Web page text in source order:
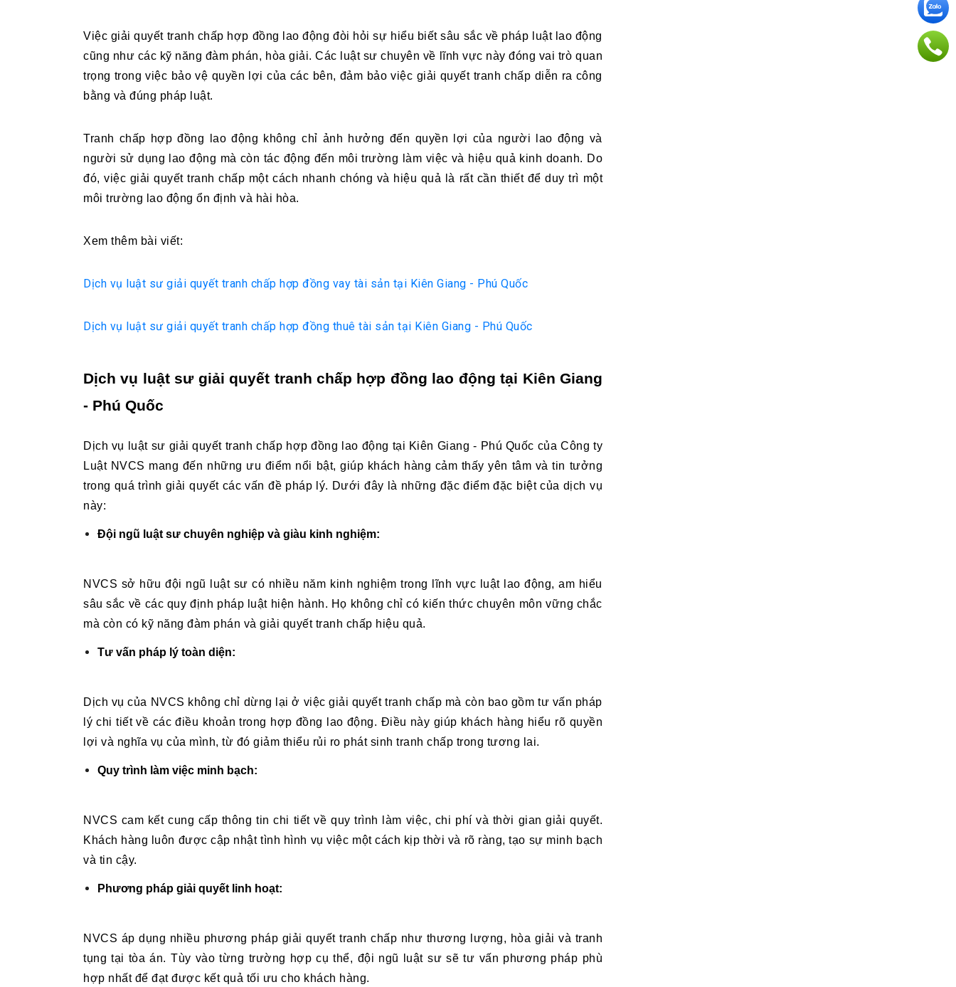
Việc giải quyết tranh chấp hợp đồng lao động đòi hỏi sự hiểu biết sâu sắc về pháp luật lao động
cũng như các kỹ năng đàm phán, hòa giải. Các luật sư chuyên về lĩnh vực này đóng vai trò quan
trọng trong việc bảo vệ quyền lợi của các bên, đảm bảo việc giải quyết tranh chấp diễn ra công
bằng và đúng pháp luật.
Tranh chấp hợp đồng lao động không chỉ ảnh hưởng đến quyền lợi của người lao động và
người sử dụng lao động mà còn tác động đến môi trường làm việc và hiệu quả kinh doanh. Do
đó, việc giải quyết tranh chấp một cách nhanh chóng và hiệu quả là rất cần thiết để duy trì một
môi trường lao động ổn định và hài hòa.
Xem thêm bài viết:
Dịch vụ luật sư giải quyết tranh chấp hợp đồng vay tài sản tại Kiên Giang - Phú Quốc
Dịch vụ luật sư giải quyết tranh chấp hợp đồng thuê tài sản tại Kiên Giang - Phú Quốc
Dịch vụ luật sư giải quyết tranh chấp hợp đồng lao động tại Kiên Giang
- Phú Quốc
Dịch vụ luật sư giải quyết tranh chấp hợp đồng lao động tại Kiên Giang - Phú Quốc của Công ty
Luật NVCS mang đến những ưu điểm nổi bật, giúp khách hàng cảm thấy yên tâm và tin tưởng
trong quá trình giải quyết các vấn đề pháp lý. Dưới đây là những đặc điểm đặc biệt của dịch vụ
này:
Đội ngũ luật sư chuyên nghiệp và giàu kinh nghiệm:
NVCS sở hữu đội ngũ luật sư có nhiều năm kinh nghiệm trong lĩnh vực luật lao động, am hiểu
sâu sắc về các quy định pháp luật hiện hành. Họ không chỉ có kiến thức chuyên môn vững chắc
mà còn có kỹ năng đàm phán và giải quyết tranh chấp hiệu quả.
Tư vấn pháp lý toàn diện:
Dịch vụ của NVCS không chỉ dừng lại ở việc giải quyết tranh chấp mà còn bao gồm tư vấn pháp
lý chi tiết về các điều khoản trong hợp đồng lao động. Điều này giúp khách hàng hiểu rõ quyền
lợi và nghĩa vụ của mình, từ đó giảm thiểu rủi ro phát sinh tranh chấp trong tương lai.
Quy trình làm việc minh bạch:
NVCS cam kết cung cấp thông tin chi tiết về quy trình làm việc, chi phí và thời gian giải quyết.
Khách hàng luôn được cập nhật tình hình vụ việc một cách kịp thời và rõ ràng, tạo sự minh bạch
và tin cậy.
Phương pháp giải quyết linh hoạt:
NVCS áp dụng nhiều phương pháp giải quyết tranh chấp như thương lượng, hòa giải và tranh
tụng tại tòa án. Tùy vào từng trường hợp cụ thể, đội ngũ luật sư sẽ tư vấn phương pháp phù
hợp nhất để đạt được kết quả tối ưu cho khách hàng.